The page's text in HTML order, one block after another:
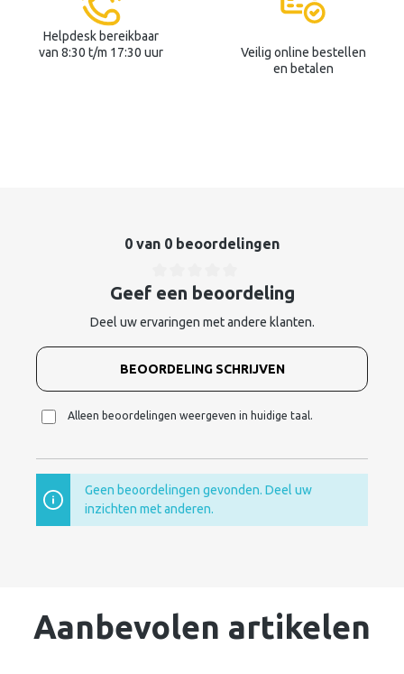
Helpdesk bereikbaar
van 8:30 t/m 17:30 uur
Veilig online bestellen
en betalen
0 van 0 beoordelingen
Geef een beoordeling
Deel uw ervaringen met andere klanten.
BEOORDELING SCHRIJVEN
Alleen beoordelingen weergeven in huidige taal.
Geen beoordelingen gevonden. Deel uw
inzichten met anderen.
Aanbevolen artikelen